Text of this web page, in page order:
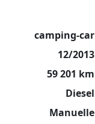
camping-car
12/2013
59 201 km
Diesel
Manuelle